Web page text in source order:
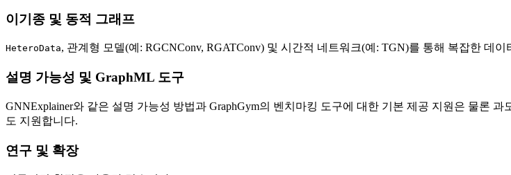
이기종 및 동적 그래프
HeteroData, 관계형 모델(예: RGCNConv, RGATConv) 및 시간적 네트워크(예: TGN)를 통해 복잡한 데
설명 가능성 및 GraphML 도구
GNNExplainer와 같은 설명 가능성 방법과 GraphGym의 벤치마킹 도구에 대한 기본 제공 지원은 물론
도 지원합니다.
연구 및 확장